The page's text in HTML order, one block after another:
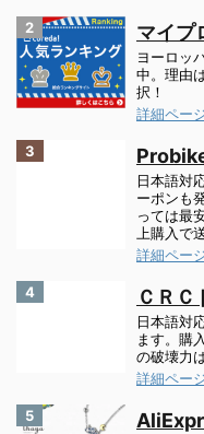
2 マイプ
ヨーロッ
中。理由
択！
詳細ペー
3
日本語対
ーポンも
っては最
上購入で
詳細ペー
4 ＣＲＣ
日本語対
ます。購
の破壊力
詳細ペー
5